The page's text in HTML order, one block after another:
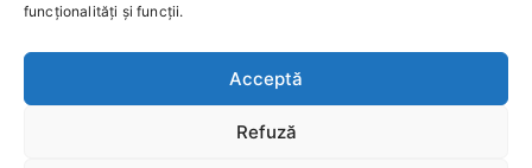
funcționalități și funcții.
Acceptă
Refuză
Cabinet Individual de Psihologie Iacob